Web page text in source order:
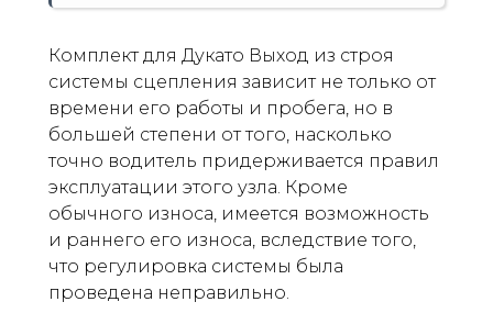
Комплект для Дукато Выход из строя
системы сцепления зависит не только от
времени его работы и пробега, но в
большей степени от того, насколько
точно водитель придерживается правил
эксплуатации этого узла. Кроме
обычного износа, имеется возможность
и раннего его износа, вследствие того,
что регулировка системы была
проведена неправильно.